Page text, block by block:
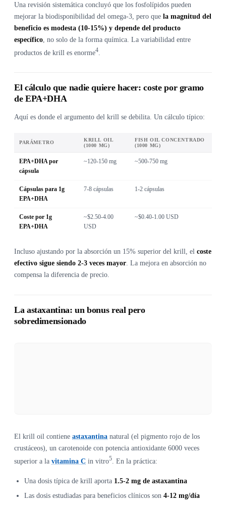
Una revisión sistemática concluyó que los fosfolípidos pueden
mejorar la biodisponibilidad del omega-3, pero que la magnitud del
beneficio es modesta (10-15%) y depende del producto
específico , no solo de la forma química. La variabilidad entre
productos de krill es enorme4
El cálculo que nadie quiere hacer: coste por gramo
de EPA+DHA
Aquí es donde el argumento del krill se debilita. Un cálculo típico:
PARÁMETRO
KRILL OIL
(1000 MG)
FISH OIL CONCENTRADO
(1000 MG)
EPA+DHA por
cápsula
~120-150 mg ~500-750 mg
Cápsulas para 1g
EPA+DHA
7-8 cápsulas 1-2 cápsulas
Coste por 1g
EPA+DHA
~$2.50-4.00
USD
~$0.40-1.00 USD
Incluso ajustando por la absorción un 15% superior del krill, el coste
efectivo sigue siendo 2-3 veces mayor. La mejora en absorción no
compensa la diferencia de precio.
La astaxantina: un bonus real pero
sobredimensionado
El krill oil contiene astaxantina natural (el pigmento rojo de los
crustáceos), un carotenoide con potencia antioxidante 6000 veces
superior a la vitamina C in vitro5. En la práctica:
Una dosis típica de krill aporta 1.5-2 mg de astaxantina
Las dosis estudiadas para beneficios clínicos son 4-12 mg/día